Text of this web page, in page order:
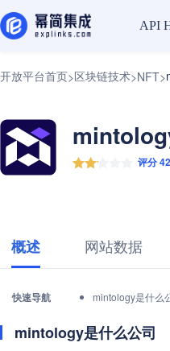
API
开放平台首页>区块链技术>NFT>
评分
概述 网站数据
快速导航 mintology是什么
mintology是什么公司